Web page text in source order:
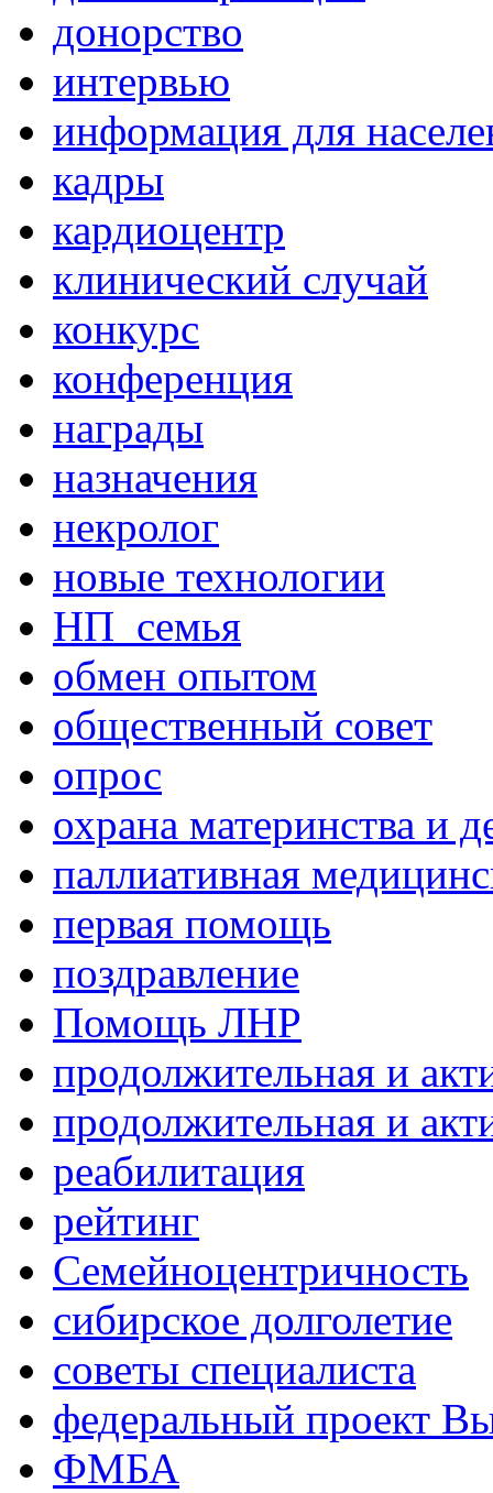
донорство
интервью
информация для
кадры
кардиоцентр
клинический случай
конкурс
конференция
награды
назначения
некролог
новые технологии
НП_семья
обмен опытом
общественный совет
опрос
охрана материнства и
паллиативная
первая помощь
поздравление
Помощь ЛНР
продолжительная и
продолжительная и
реабилитация
рейтинг
Семейноцентричность
сибирское долголетие
советы специалиста
федеральный проект
ФМБА